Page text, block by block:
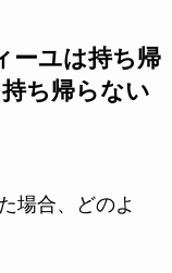
ーユは持ち帰
ち帰らない
場合、どのよ